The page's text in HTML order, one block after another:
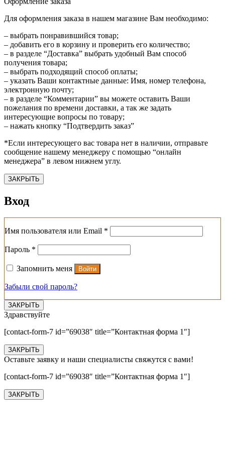
Для оформления заказа в нашем магазине Вам необходимо:
– выбрать понравившийся товар;
– добавить его в корзину и проверить его количество;
– в разделе “Доставка” выбрать удобный Вам способ
получения товара;
– выбрать подходящий способ оплаты;
– указать Ваши контактные данные: Имя, номер телефона,
электронную почту;
– в разделе “Комментарии” вы можете оставить Ваши
пожелания по времени доставки, а так же задать
интересующие вопросы по товару;
– нажать кнопку “Подтвердить заказ”
*Если интересующего вас товара нет в наличии, отправьте
сообщение нашему менеджеру с помощью “онлайн
менеджера” в левом нижнем углу.
ЗАКРЫТЬ
Вход
Имя пользователя или Email *
Пароль *
Запомнить меня Войти
Забыли свой пароль?
ЗАКРЫТЬ
Здравствуйте
[contact-form-7 id=”69038″ title=”Контактная форма 1″]
ЗАКРЫТЬ
Оставьте заявку и наши специалисты свяжутся с вами!
[contact-form-7 id=”69038″ title=”Контактная форма 1″]
ЗАКРЫТЬ